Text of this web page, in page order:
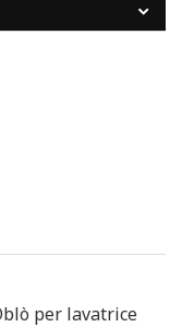
per lavatrice